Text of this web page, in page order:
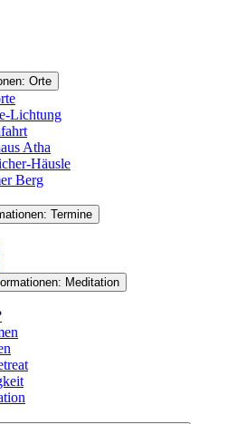
Orte
Lichtung
Atha
Häusle
Berg
Termine
Meditation